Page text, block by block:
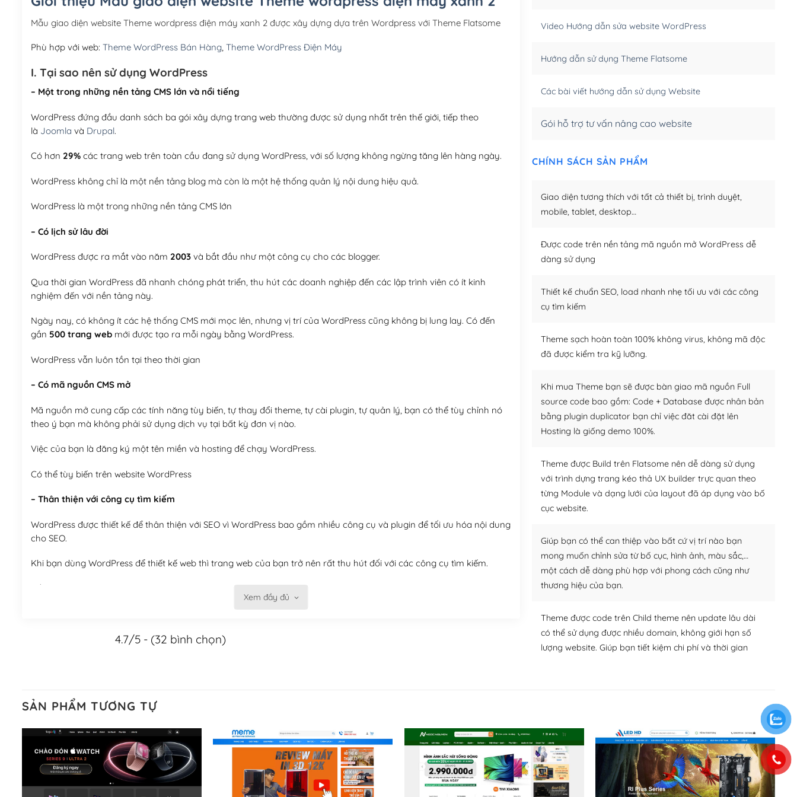
Hosting 3GB SSD (1 năm)
(+950,000₫)
Mẫu giao diện website Theme wordpress điện máy xanh 2 được xây dựng dựa trên Wordpress với Theme Flatsome
Phù hợp với web: Theme WordPress Bán Hàng, Theme WordPress Điện Máy
I. Tại sao nên sử dụng WordPress
– Một trong những nền tảng CMS lớn và nổi tiếng
WordPress đứng đầu danh sách ba gói xây dựng trang web thường được sử dụng nhất trên thế giới, tiếp theo
là Joomla và Drupal.
Có hơn 29%các trang web trên toàn cầu đang sử dụng WordPress, với số lượng không ngừng tăng lên hàng ngày.
WordPress không chỉ là một nền tảng blog mà còn là một hệ thống quản lý nội dung hiệu quả.
WordPress là một trong những nền tảng CMS lớn
– Có lịch sử lâu đời
WordPress được ra mắt vào năm 2003và bắt đầu như một công cụ cho các blogger.
Qua thời gian WordPress đã nhanh chóng phát triển, thu hút các doanh nghiệp đến các lập trình viên có ít kinh
nghiệm đến với nền tảng này.
Ngày nay, có không ít các hệ thống CMS mới mọc lên, nhưng vị trí của WordPress cũng không bị lung lay. Có đến
gần 500 trang webmới được tạo ra mỗi ngày bằng WordPress.
WordPress vẫn luôn tồn tại theo thời gian
– Có mã nguồn CMS mở
Mã nguồn mở cung cấp các tính năng tùy biến, tự thay đổi theme, tự cài plugin, tự quản lý, bạn có thể tùy chỉnh nó
theo ý bạn mà không phải sử dụng dịch vụ tại bất kỳ đơn vị nào.
Việc của bạn là đăng ký một tên miền và hosting để chạy WordPress.
Có thể tùy biến trên website WordPress
– Thân thiện với công cụ tìm kiếm
WordPress được thiết kế để thân thiện với SEO vì WordPress bao gồm nhiều công cụ và plugin để tối ưu hóa nội dung
cho SEO.
Khi bạn dùng WordPress để thiết kế web thì trang web của bạn trở nên rất thu hút đối với các công cụ tìm kiếm.
Tối ưu hóa công cụ tìm kiếm
Khi bạn sử dụng WordPress, thì vấn đề giao diện của bạn trở nên dễ dàng và nhanh chóng. Với kho Theme
– Sở hữu một cộng đồng lớn, sẵn sàng hỗ trợ
WordPress là nơi lưu trữ cho một diễn đàn cộng đồng khổng lồ được kiểm duyệt bởi các nhân viên và những người
cuồng tín WordPress.
Xem đầy đủ
4.7/5 - (32 bình chọn)
Video Hướng dẫn sửa website WordPress
Hướng dẫn sử dụng Theme Flatsome
Các bài viết hướng dẫn sử dụng Website
Gói hỗ trợ tư vấn nâng cao website
CHÍNH SÁCH SẢN PHẨM
Giao diện tương thích với tất cả thiết bị, trình duyệt,
mobile, tablet, desktop…
Được code trên nền tảng mã nguồn mở WordPress dễ
dàng sử dụng
Thiết kế chuẩn SEO, load nhanh nhẹ tối ưu với các công
cụ tìm kiếm
Theme sạch hoàn toàn 100% không virus, không mã độc
đã được kiểm tra kỹ lưỡng.
Khi mua Theme bạn sẽ được bàn giao mã nguồn Full
source code bao gồm: Code + Database được nhân bản
bằng plugin duplicator bạn chỉ việc đăt cài đặt lên
Hosting là giống demo 100%.
Theme được Build trên Flatsome nên dễ dàng sử dụng
với trình dựng trang kéo thả UX builder trực quan theo
từng Module và dạng lưới của layout đã áp dụng vào bố
cục website.
Giúp bạn có thể can thiệp vào bất cứ vị trí nào bạn
mong muốn chỉnh sửa từ bố cục, hình ảnh, màu sắc,…
một cách dễ dàng phù hợp với phong cách cũng như
thương hiệu của bạn.
Theme được code trên Child theme nên update lâu dài
có thể sử dụng được nhiều domain, không giới hạn số
lượng website. Giúp bạn tiết kiệm chi phí và thời gian
SẢN PHẨM TƯƠNG TỰ